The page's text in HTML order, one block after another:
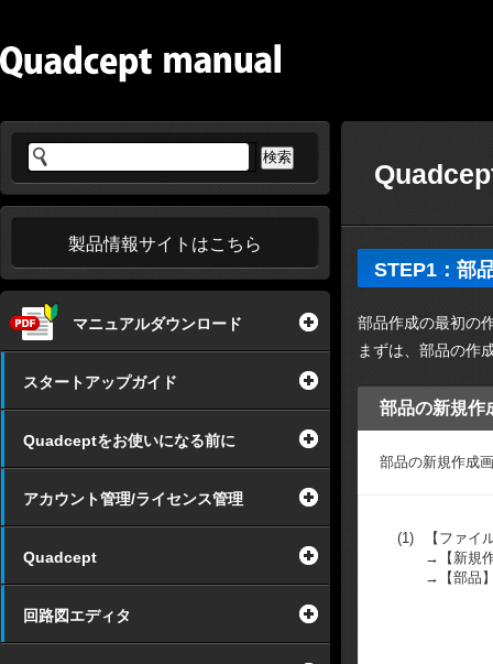
製品情報サイトはこちら
マニュアルダウンロード
スタートアップガイド
Quadceptをお使いになる前に
アカウント管理/ライセンス管理
Quadcept
回路図エディタ
STEP1：部
部品作成の最初の
まずは、部品の作
部品の新規作
部品の新規作成
(1)
【ファイ
→【新規
→【部品